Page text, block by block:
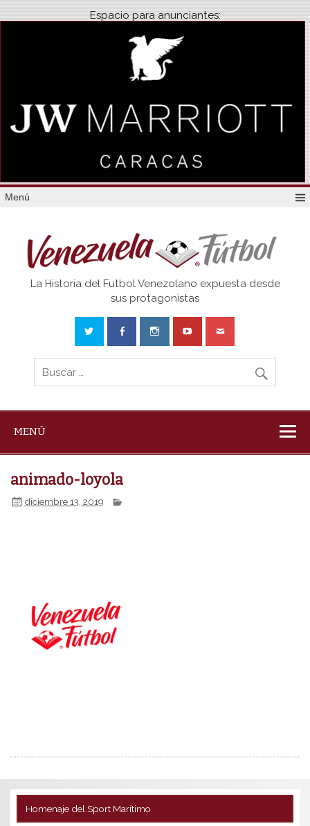
Espacio para anunciantes:
Menú
Venezuela
La Historia del Futbol Venezolano expuesta desde
sus protagonistas
MENÚ
animado-loyola
diciembre 13, 2019
Homenaje del Sport Marítimo